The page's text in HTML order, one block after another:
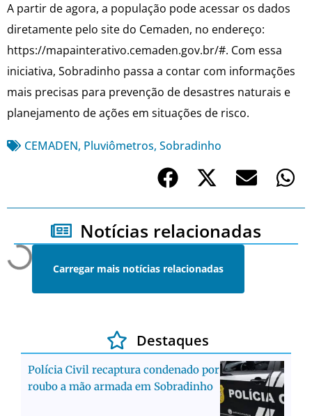
A partir de agora, a população pode acessar os dados
diretamente pelo site do Cemaden, no endereço:
https://mapainterativo.cemaden.gov.br/#. Com essa
iniciativa, Sobradinho passa a contar com informações
mais precisas para prevenção de desastres naturais e
planejamento de ações em situações de risco.
CEMADEN, Pluviômetros, Sobradinho
Notícias relacionadas
Carregar mais notícias relacionadas
Destaques
Polícia Civil recaptura condenado por
roubo a mão armada em Sobradinho